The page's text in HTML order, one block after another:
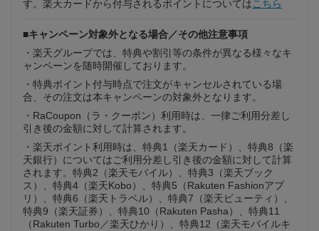
す。楽天カードから付与されるポイントについては こちら
■キャンペーン対象外となる場合／その他注意事項
・楽天グループでは、特典や割引等の条件が異なる様々なキ
ャンペーンを随時開催しております。
・特典ポイント付与時点で注文がキャンセルされている場
合、その注文は本キャンペーンの対象外となります。
・RaCoupon（ラ・クーポン）利用時は、一律ご利用分差し
引き後の金額に対して計算されます。
・楽天ポイント利用時は、特典1（楽天カード）、特典8（楽
天銀行）についてはご利用分差し引き後の金額に対して計算
されます。特典2（楽天モバイル）、特典3（楽天ブック
ス）、特典4（楽天Kobo）、特典5（Rakuten Fashionアプ
リ）、特典6（楽天トラベル）、特典7（楽天ビューティ）、
特典9（楽天証券）、特典10（Rakuten Pasha）、特典11
（Rakuten Turbo／楽天ひかり）、特典12（楽天モバイルキ